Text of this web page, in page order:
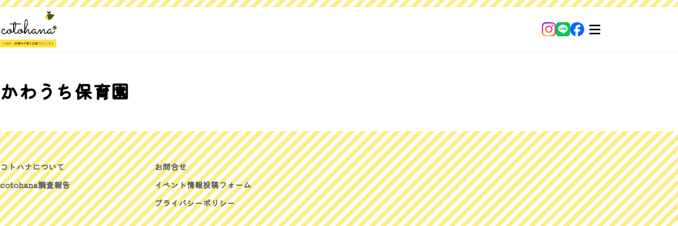
かわうち保育園
コトハナについて
cotohana調査報告
お問合せ
イベント情報投稿フォーム
プライバシーポリシー